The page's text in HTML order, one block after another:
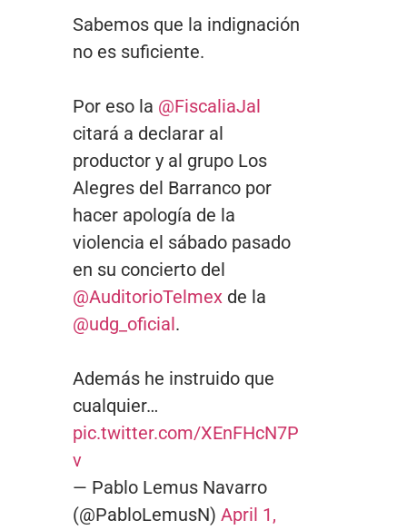
Sabemos que la indignación
no es suficiente.
Por eso la @FiscaliaJal
citará a declarar al
productor y al grupo Los
Alegres del Barranco por
hacer apología de la
violencia el sábado pasado
en su concierto del
@AuditorioTelmex de la
@udg_oficial.
Además he instruido que
cualquier…
pic.twitter.com/XEnFHcN7P
v
— Pablo Lemus Navarro
(@PabloLemusN) April 1,